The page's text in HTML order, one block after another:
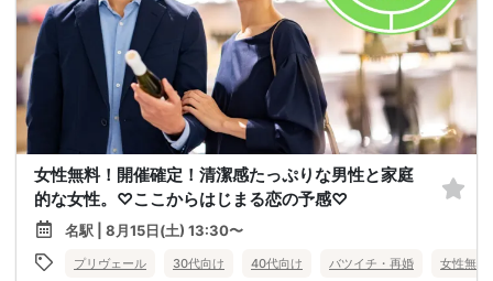
女性無料！開催確定！清潔感たっぷりな男性と家庭
的な女性。♡ここからはじまる恋の予感♡
名駅 | 8月15日(土) 13:30〜
プリヴェール 30代向け 40代向け バツイチ・再婚 女性無料